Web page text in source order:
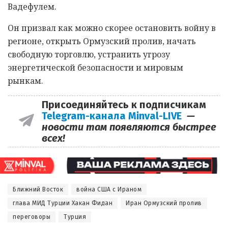
Вадефулем.
Он призвал как можно скорее остановить войну в
регионе, открыть Ормузский пролив, начать
свободную торговлю, устранить угрозу
энергетической безопасности и мировым
рынкам.
Присоединяйтесь к подписчикам
Telegram-канала Minval-LIVE —
новости там появляются быстрее
всех!
Ближний Восток
война США с Ираном
глава МИД Турции Хакан Фидан
Иран Ормузский пролив
переговоры
Турция